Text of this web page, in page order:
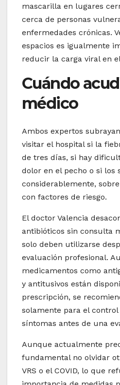
mascarilla en lugares
cerca de personas
enfermedades crónicas.
espacios es igualmente
reducir la carga viral en
Cuándo
médico
Ambos expertos
visitar el hospital si la
de tres días, si hay
dolor en el pecho o si los
considerablemente,
con factores de riesgo.
El doctor Valencia
antibióticos sin consulta
solo deben utilizarse
evaluación profesional.
medicamentos como
y antitusivos están
prescripción, se
solamente para el
síntomas antes de una
Aunque actualmente
fundamental no olvidar
VRS o el COVID, lo que